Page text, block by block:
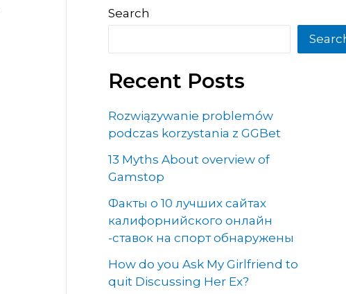
Search
Recent Posts
Rozwiązywanie problemów
podczas korzystania z GGBet
13 Myths About overview of
Gamstop
Факты о 10 лучших сайтах
калифорнийского онлайн
-ставок на спорт обнаружены
How do you Ask My Girlfriend to
quit Discussing Her Ex?